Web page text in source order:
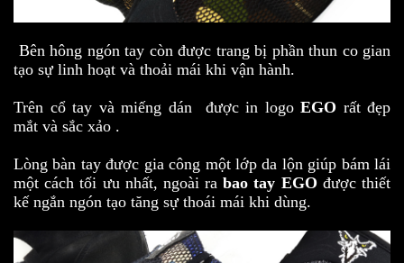
Bên hông ngón tay còn được trang bị phần thun co gian
tạo sự linh hoạt và thoải mái khi vận hành.
Trên cổ tay và miếng dán được in logoEGO rất đẹp
mắt và sắc xảo .
Lòng bàn tay được gia công một lớp da lộn giúp bám lái
một cách tối ưu nhất, ngoài rabao tay EGO được thiết
kế ngắn ngón tạo tăng sự thoái mái khi dùng.